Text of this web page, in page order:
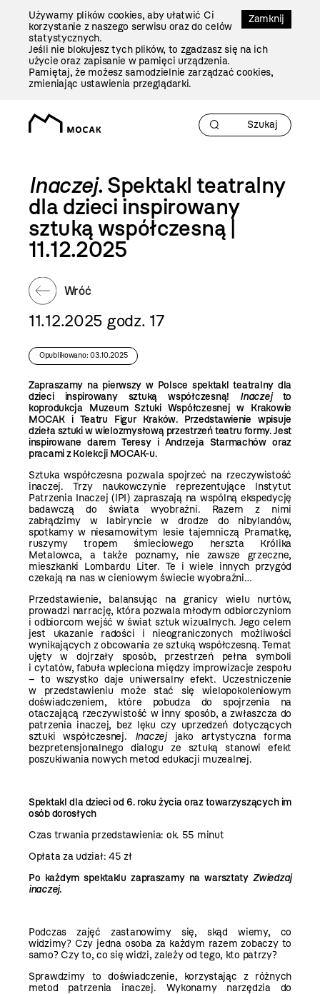
Zamknij
Używamy plików cookies, aby ułatwić Ci
korzystanie z naszego serwisu oraz do celów
statystycznych.
Jeśli nie blokujesz tych plików, to zgadzasz się na ich
użycie oraz zapisanie w pamięci urządzenia.
Pamiętaj, że możesz samodzielnie zarządzać cookies,
zmieniając ustawienia przeglądarki.
Inaczej. Spektakl teatralny
dla dzieci inspirowany
sztuką współczesną |
11.12.2025
Wróć
11.12.2025 godz. 17
Opublikowano: 03.10.2025
Zapraszamy na pierwszy w Polsce spektakl teatralny dla
dzieci inspirowany sztuką współczesną! Inaczej to
koprodukcja Muzeum Sztuki Współczesnej w Krakowie
MOCAK i Teatru Figur Kraków. Przedstawienie wpisuje
dzieła sztuki w wielozmysłową przestrzeń teatru formy. Jest
inspirowane darem Teresy i Andrzeja Starmachów oraz
pracami z Kolekcji MOCAK-u.
Sztuka współczesna pozwala spojrzeć na rzeczywistość
inaczej. Trzy naukowczynie reprezentujące Instytut
Patrzenia Inaczej (IPI) zapraszają na wspólną ekspedycję
badawczą do świata wyobraźni. Razem z nimi
zabłądzimy w labiryncie w drodze do nibylandów,
spotkamy w niesamowitym lesie tajemniczą Pramatkę,
ruszymy tropem śmieciowego herszta Królika
Metalowca, a także poznamy, nie zawsze grzeczne,
mieszkanki Lombardu Liter. Te i wiele innych przygód
czekają na nas w cieniowym świecie wyobraźni…
Przedstawienie, balansując na granicy wielu nurtów,
prowadzi narrację, która pozwala młodym odbiorczyniom
i odbiorcom wejść w świat sztuk wizualnych. Jego celem
jest ukazanie radości i nieograniczonych możliwości
wynikających z obcowania ze sztuką współczesną. Temat
ujęty w dojrzały sposób, przestrzeń pełna symboli
i cytatów, fabuła wpleciona między improwizacje zespołu
– to wszystko daje uniwersalny efekt. Uczestniczenie
w przedstawieniu może stać się wielopokoleniowym
doświadczeniem, które pobudza do spojrzenia na
otaczającą rzeczywistość w inny sposób, a zwłaszcza do
patrzenia inaczej, bez lęku czy uprzedzeń dotyczących
sztuki współczesnej. Inaczejjako artystyczna forma
bezpretensjonalnego dialogu ze sztuką stanowi efekt
poszukiwania nowych metod edukacji muzealnej.
Spektakl dla dzieci od 6. roku życia oraz towarzyszących im
osób dorosłych
Czas trwania przedstawienia: ok. 55 minut
Opłata za udział: 45 zł
Po każdym spektaklu zapraszamy na warsztatyZwiedzaj
inaczej.
Podczas zajęć zastanowimy się, skąd wiemy, co
widzimy? Czy jedna osoba za każdym razem zobaczy to
samo? Czy to, co się widzi, zależy od tego, kto patrzy?
Sprawdzimy to doświadczenie, korzystając z różnych
metod patrzenia inaczej. Wykonamy narzędzia do